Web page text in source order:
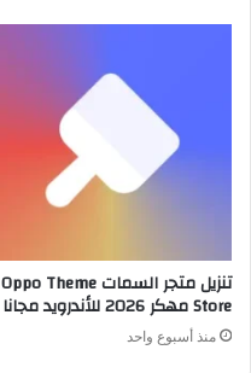
تنزيل متجر السمات Oppo Theme
Store مهكر 2026 للأندرويد مجانا
منذ أسبوع واحد